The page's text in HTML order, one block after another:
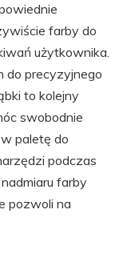
farby do
użytkownika.
do precyzyjnego
to kolejny
swobodnie
paletę do
podczas
farby
pozwoli na